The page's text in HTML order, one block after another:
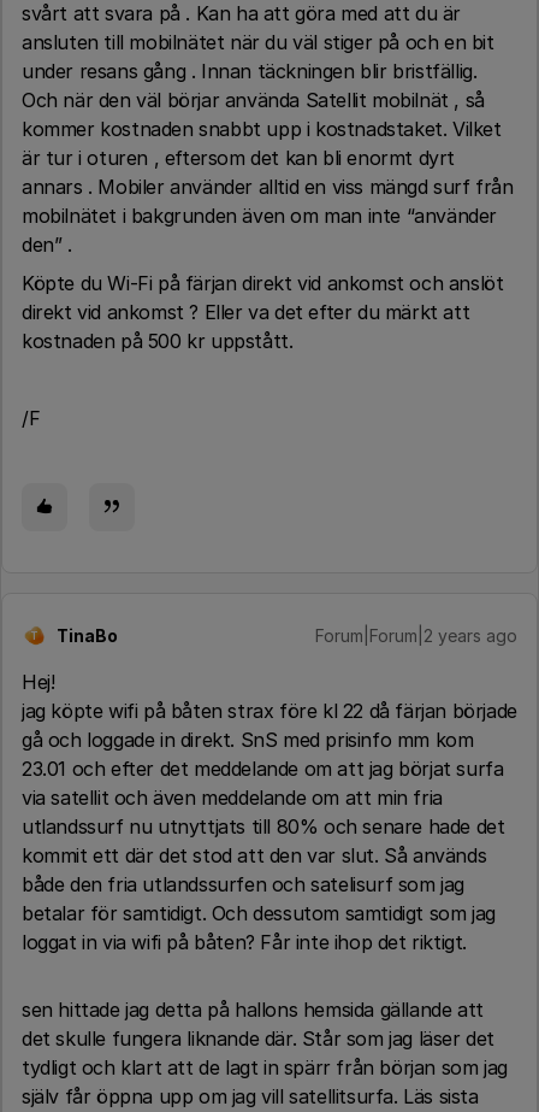
svårt att svara på . Kan ha att göra med att du är
ansluten till mobilnätet när du väl stiger på och en bit
under resans gång . Innan täckningen blir bristfällig.
Och när den väl börjar använda Satellit mobilnät , så
kommer kostnaden snabbt upp i kostnadstaket. Vilket
är tur i oturen , eftersom det kan bli enormt dyrt
annars . Mobiler använder alltid en viss mängd surf från
mobilnätet i bakgrunden även om man inte “använder
den” .
Köpte du Wi-Fi på färjan direkt vid ankomst och anslöt
direkt vid ankomst ? Eller va det efter du märkt att
kostnaden på 500 kr uppstått.
/F
T TinaBo Forum|Forum|2 years ago
Hej!
jag köpte wifi på båten strax före kl 22 då färjan började
gå och loggade in direkt. SnS med prisinfo mm kom
23.01 och efter det meddelande om att jag börjat surfa
via satellit och även meddelande om att min fria
utlandssurf nu utnyttjats till 80% och senare hade det
kommit ett där det stod att den var slut. Så används
både den fria utlandssurfen och satelisurf som jag
betalar för samtidigt. Och dessutom samtidigt som jag
loggat in via wifi på båten? Får inte ihop det riktigt.
sen hittade jag detta på hallons hemsida gällande att
det skulle fungera liknande där. Står som jag läser det
tydligt och klart att de lagt in spärr från början som jag
själv får öppna upp om jag vill satellitsurfa. Läs sista